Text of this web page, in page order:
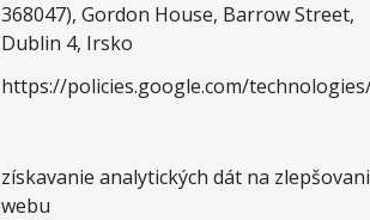
368047), Gordon House, Barrow Street,
Dublin 4, Irsko
https://policies.google.com/
získavanie analytických dát na
webu